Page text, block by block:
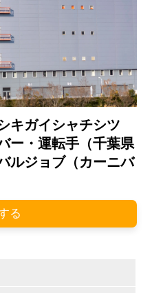
キガイシャチシツ
ー・運転手（千葉県
ルジョブ（カーニバ
る